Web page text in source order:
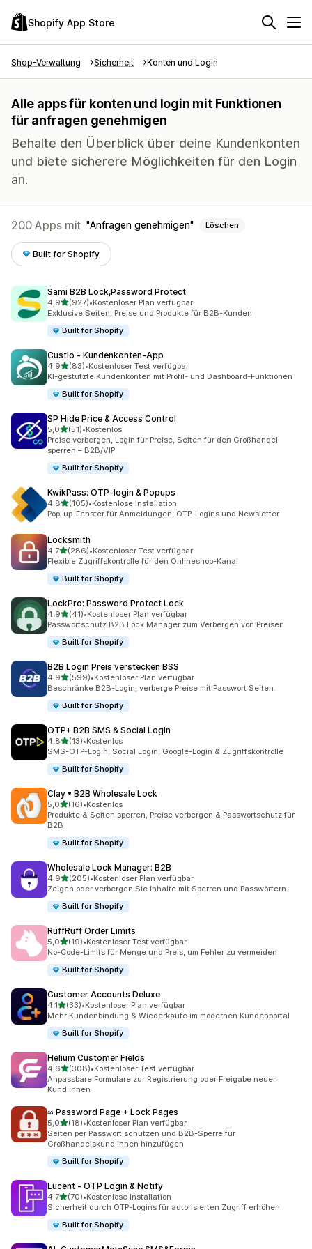
Shopify App Store
Shop-Verwaltung Sicherheit Konten und Login
Alle apps für konten und login mit Funktionen
für anfragen genehmigen
Behalte den Überblick über deine Kundenkonten
und biete sicherere Möglichkeiten für den Login
an.
200 Apps mit Anfragen genehmigen Löschen
Built for Shopify
Sami B2B Lock,Password Protect
4,9von 5 Sternen
(927)
927 Rezensionen insgesamt
•Kostenloser Plan verfügbar
Exklusive Seiten, Preise und Produkte für B2B-Kunden
Built for Shopify
Custlo ‑ Kundenkonten‑App
4,9von 5 Sternen
(83)
83 Rezensionen insgesamt
•Kostenloser Test verfügbar
KI-gestützte Kundenkonten mit Profil- und Dashboard-Funktionen
Built for Shopify
SP Hide Price & Access Control
5,0von 5 Sternen
(51)
51 Rezensionen insgesamt
•Kostenlos
Preise verbergen, Login für Preise, Seiten für den Großhandel
sperren – B2B/VIP
Built for Shopify
KwikPass: OTP‑login & Popups
4,8von 5 Sternen
(105)
105 Rezensionen insgesamt
•Kostenlose Installation
Pop-up-Fenster für Anmeldungen, OTP-Logins und Newsletter
Locksmith
4,7von 5 Sternen
(286)
286 Rezensionen insgesamt
•Kostenloser Test verfügbar
Flexible Zugriffskontrolle für den Onlineshop-Kanal
Built for Shopify
LockPro: Password Protect Lock
4,9von 5 Sternen
(41)
41 Rezensionen insgesamt
•Kostenloser Plan verfügbar
Passwortschutz B2B Lock Manager zum Verbergen von Preisen
Built for Shopify
B2B Login Preis verstecken BSS
4,9von 5 Sternen
(599)
599 Rezensionen insgesamt
•Kostenloser Plan verfügbar
Beschränke B2B-Login, verberge Preise mit Passwort Seiten.
Built for Shopify
OTP+ B2B SMS & Social Login
4,8von 5 Sternen
(13)
13 Rezensionen insgesamt
•Kostenlos
SMS-OTP-Login, Social Login, Google-Login & Zugriffskontrolle
Built for Shopify
Clay • B2B Wholesale Lock
5,0von 5 Sternen
(16)
16 Rezensionen insgesamt
•Kostenlos
Produkte & Seiten sperren, Preise verbergen & Passwortschutz für
B2B
Built for Shopify
Wholesale Lock Manager: B2B
4,9von 5 Sternen
(205)
205 Rezensionen insgesamt
•Kostenloser Plan verfügbar
Zeigen oder verbergen Sie Inhalte mit Sperren und Passwörtern.
Built for Shopify
RuffRuff Order Limits
5,0von 5 Sternen
(19)
19 Rezensionen insgesamt
•Kostenloser Test verfügbar
No-Code-Limits für Menge und Preis, um Fehler zu vermeiden
Built for Shopify
Customer Accounts Deluxe
4,1von 5 Sternen
(33)
33 Rezensionen insgesamt
•Kostenloser Plan verfügbar
Mehr Kundenbindung & Wiederkäufe im modernen Kundenportal
Built for Shopify
Helium Customer Fields
4,6von 5 Sternen
(308)
308 Rezensionen insgesamt
•Kostenloser Test verfügbar
Anpassbare Formulare zur Registrierung oder Freigabe neuer
Kund:innen
∞ Password Page + Lock Pages
5,0von 5 Sternen
(18)
18 Rezensionen insgesamt
•Kostenloser Plan verfügbar
Seiten per Passwort schützen und B2B-Sperre für
Großhandelskund:innen hinzufügen
Built for Shopify
Lucent ‑ OTP Login & Notify
4,7von 5 Sternen
(70)
70 Rezensionen insgesamt
•Kostenlose Installation
Sicherheit durch OTP-Logins für autorisierten Zugriff erhöhen
Built for Shopify